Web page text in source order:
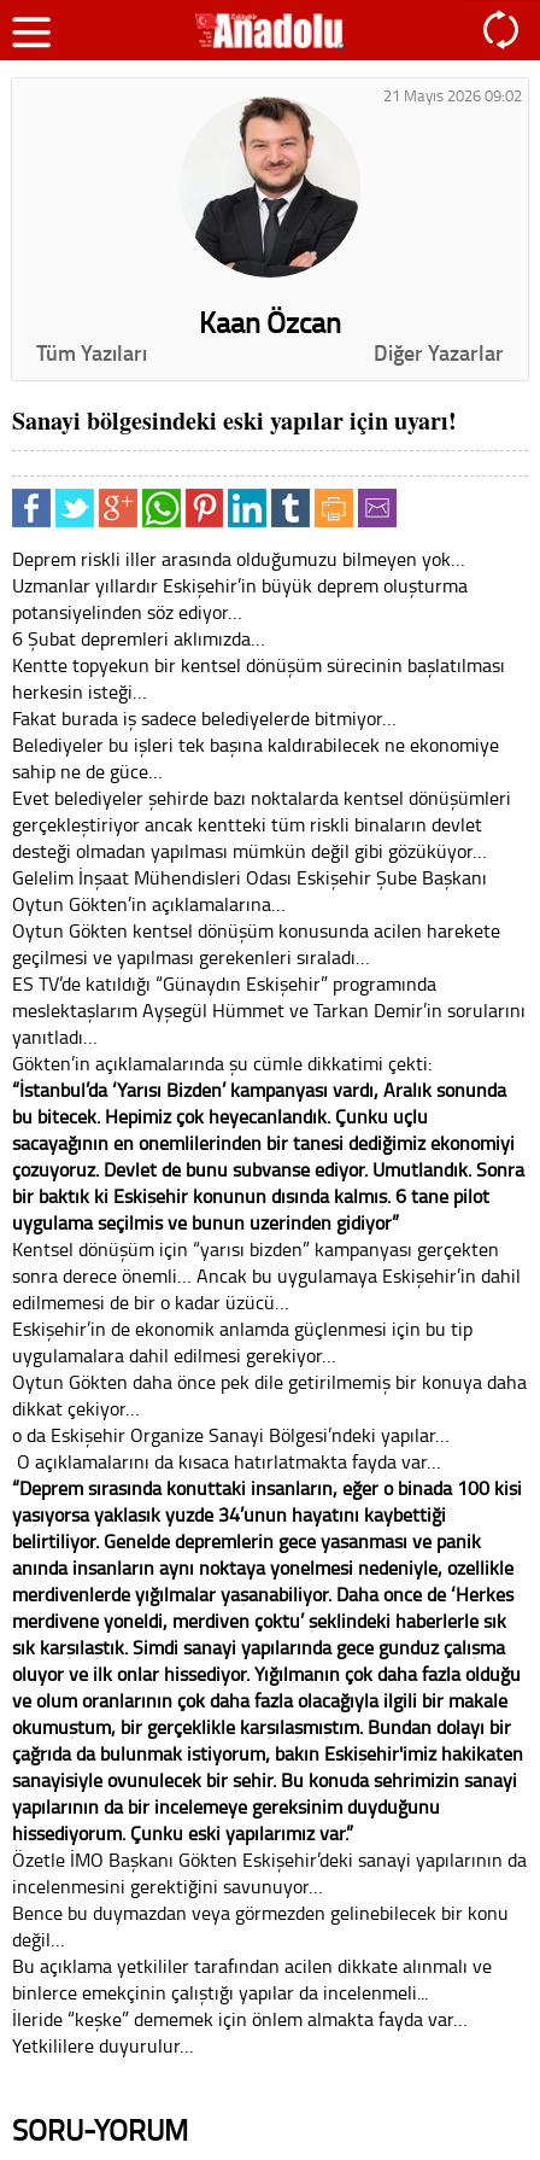
21 Mayıs 2026 09:02
Kaan Özcan
Tüm Yazıları Diğer Yazarlar
Sanayi bölgesindeki eski yapılar için uyarı!
Deprem riskli iller arasında olduğumuzu bilmeyen yok…
Uzmanlar yıllardır Eskişehir’in büyük deprem oluşturma
potansiyelinden söz ediyor…
6 Şubat depremleri aklımızda…
Kentte topyekun bir kentsel dönüşüm sürecinin başlatılması
herkesin isteği…
Fakat burada iş sadece belediyelerde bitmiyor…
Belediyeler bu işleri tek başına kaldırabilecek ne ekonomiye
sahip ne de güce…
Evet belediyeler şehirde bazı noktalarda kentsel dönüşümleri
gerçekleştiriyor ancak kentteki tüm riskli binaların devlet
desteği olmadan yapılması mümkün değil gibi gözüküyor…
Gelelim İnşaat Mühendisleri Odası Eskişehir Şube Başkanı
Oytun Gökten’in açıklamalarına…
Oytun Gökten kentsel dönüşüm konusunda acilen harekete
geçilmesi ve yapılması gerekenleri sıraladı…
ES TV’de katıldığı “Günaydın Eskişehir” programında
meslektaşlarım Ayşegül Hümmet ve Tarkan Demir’in sorularını
yanıtladı…
Gökten’in açıklamalarında şu cümle dikkatimi çekti:
“İstanbul’da ‘Yarısı Bizden’ kampanyası vardı, Aralık sonunda
bu bitecek. Hepimiz çok heyecanlandık. Çünkü üçlü
sacayağının en önemlilerinden bir tanesi dediğimiz ekonomiyi
çözüyoruz. Devlet de bunu sübvanse ediyor. Umutlandık. Sonra
bir baktık ki Eskişehir konunun dışında kalmış. 6 tane pilot
uygulama seçilmiş ve bunun üzerinden gidiyor”
Kentsel dönüşüm için “yarısı bizden” kampanyası gerçekten
sonra derece önemli… Ancak bu uygulamaya Eskişehir’in dahil
edilmemesi de bir o kadar üzücü…
Eskişehir’in de ekonomik anlamda güçlenmesi için bu tip
uygulamalara dahil edilmesi gerekiyor…
Oytun Gökten daha önce pek dile getirilmemiş bir konuya daha
dikkat çekiyor…
o da Eskişehir Organize Sanayi Bölgesi’ndeki yapılar…
O açıklamalarını da kısaca hatırlatmakta fayda var…
“Deprem sırasında konuttaki insanların, eğer o binada 100 kişi
yaşıyorsa yaklaşık yüzde 34’ünün hayatını kaybettiği
belirtiliyor. Genelde depremlerin gece yaşanması ve panik
anında insanların aynı noktaya yönelmesi nedeniyle, özellikle
merdivenlerde yığılmalar yaşanabiliyor. Daha önce de ‘Herkes
merdivene yöneldi, merdiven çöktü’ şeklindeki haberlerle sık
sık karşılaştık. Şimdi sanayi yapılarında gece gündüz çalışma
oluyor ve ilk onlar hissediyor. Yığılmanın çok daha fazla olduğu
ve ölüm oranlarının çok daha fazla olacağıyla ilgili bir makale
okumuştum, bir gerçeklikle karşılaşmıştım. Bundan dolayı bir
çağrıda da bulunmak istiyorum; bakın Eskişehir'imiz hakikaten
sanayisiyle övünülecek bir şehir. Bu konuda şehrimizin sanayi
yapılarının da bir incelemeye gereksinim duyduğunu
hissediyorum. Çünkü eski yapılarımız var.”
Özetle İMO Başkanı Gökten Eskişehir’deki sanayi yapılarının da
incelenmesini gerektiğini savunuyor…
Bence bu duymazdan veya görmezden gelinebilecek bir konu
değil…
Bu açıklama yetkililer tarafından acilen dikkate alınmalı ve
binlerce emekçinin çalıştığı yapılar da incelenmeli...
İleride “keşke” dememek için önlem almakta fayda var…
Yetkililere duyurulur…
SORU-YORUM